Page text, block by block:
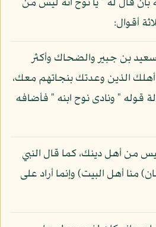
بأن قال له " يا نوح انه ليس من
أقوال:
بن جبير والضحاك وأكثر
الذين وعدتك بنجاتهم معك،
قوله " ونادى نوح ابنه " فأضافه
ليس من أهل دينك، كما قال النبي
منا أهل البيت) وإنما أراد على